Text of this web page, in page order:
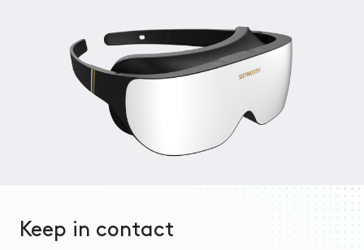
Keep in contact